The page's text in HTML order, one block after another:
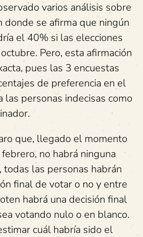
varios análisis sobre
donde se afirma que ningún
el 40% si las elecciones
Pero, esta afirmación
pues las 3 encuestas
de preferencia en el
las personas indecisas como
que, llegado el momento
no habrá ninguna
todas las personas habrán
final de votar o no y entre
habrá una decisión final
votando nulo o en blanco.
cuál habría sido el